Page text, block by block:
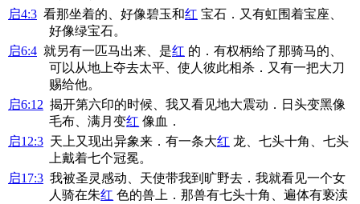
启4:3 看那坐着的、好像碧玉和红 宝石．又有虹围着宝座、
好像绿宝石。
启6:4 就另有一匹马出来、是红 的．有权柄给了那骑马的、
可以从地上夺去太平、使人彼此相杀．又有一把大刀
赐给他。
启6:12 揭开第六印的时候、我又看见地大震动．日头变黑像
毛布、满月变红 像血．
启12:3 天上又现出异象来．有一条大红 龙、七头十角、七头
上戴着七个冠冕。
启17:3 我被圣灵感动、天使带我到旷野去．我就看见一个女
人骑在朱红 色的兽上．那兽有七头十角、遍体有亵渎